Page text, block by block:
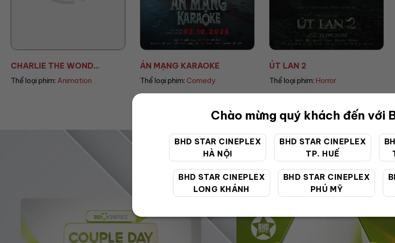
Chào mừng quý khách đến với
BHD STAR CINEPLEX
HÀ NỘI
BHD STAR CINEPLEX
TP. HUẾ
BHD STAR CINEPLEX
LONG KHÁNH
BHD STAR CINEPLEX
PHÚ MỸ
ÁN MẠNG KARAOKE
Thể loại phim:Comedy
ÚT LAN 2
Thể loại phim:Horror
MẸ MÌN
Thể loại phim:Drama
ƯU ĐÃI ĐẶC BIỆT